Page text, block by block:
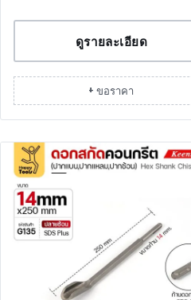
ดูรายละเอียด
+ ขอราคา